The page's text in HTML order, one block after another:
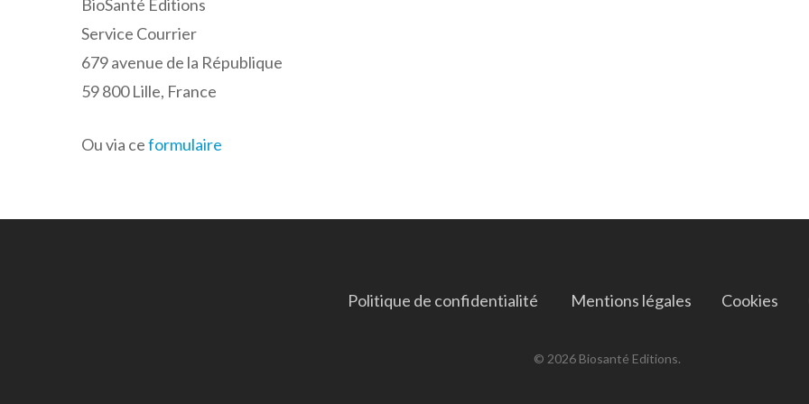
BioSanté Editions
Service Courrier
679 avenue de la République
59 800 Lille, France
Ou via ceformulaire
Politique de confidentialité ​ Mentions légales Cookies
© 2026 Biosanté Editions.